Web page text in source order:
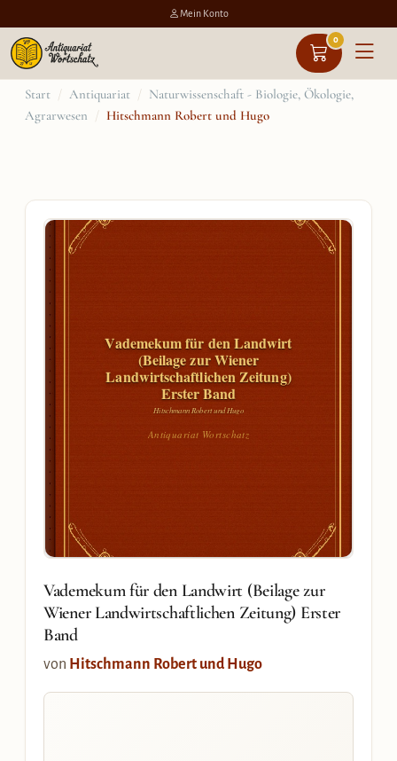
Mein Konto
0
Zum
Inhalt
Start / Antiquariat / Naturwissenschaft - Biologie, Ökologie,
Agrarwesen / Hitschmann Robert und Hugo
Vademekum für den Landwirt
(Beilage zur Wiener
Landwirtschaftlichen Zeitung)
Erster Band
Hitschmann Robert und Hugo
Antiquariat Wortschatz
Vademekum für den Landwirt (Beilage zur
Wiener Landwirtschaftlichen Zeitung) Erster
Band
von Hitschmann Robert und Hugo